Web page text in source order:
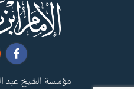
مؤسسة الشيخ عبد